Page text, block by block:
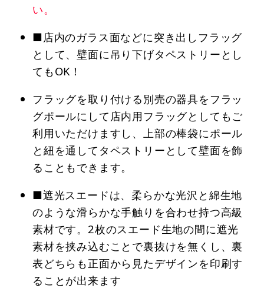
い。
■店内のガラス面などに突き出しフラッグ
として、壁面に吊り下げタペストリーとし
てもOK！
フラッグを取り付ける別売の器具をフラッ
グポールにして店内用フラッグとしてもご
利用いただけますし、上部の棒袋にポール
と紐を通してタペストリーとして壁面を飾
ることもできます。
■遮光スエードは、柔らかな光沢と綿生地
のような滑らかな手触りを合わせ持つ高級
素材です。2枚のスエード生地の間に遮光
素材を挟み込むことで裏抜けを無くし、裏
表どちらも正面から見たデザインを印刷す
ることが出来ます